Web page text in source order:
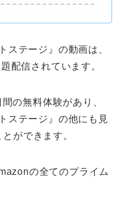
ステージ』の動画は、
配信されています。
の無料体験があり、
ステージ』の他にも見
ができます。
の全てのプライム